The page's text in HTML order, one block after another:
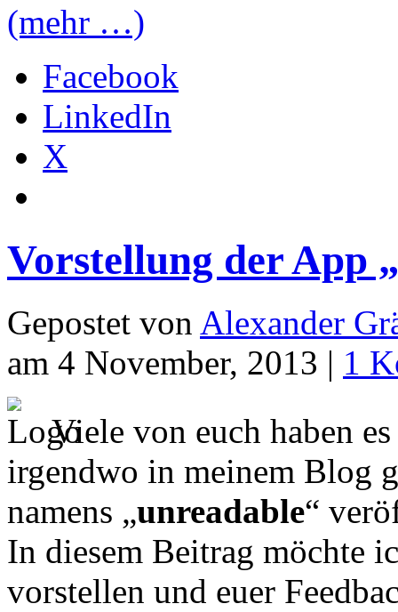
(mehr …)
Facebook
LinkedIn
X
Vorstellung der App
Gepostet von Alexander
am 4 November, 2013 | 1
Viele von euch haben
irgendwo in meinem Blog
namens „unreadable“
In diesem Beitrag möchte
vorstellen und euer